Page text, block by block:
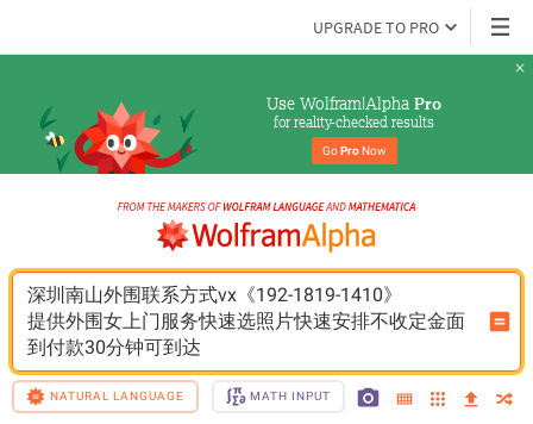
UPGRADE TO PRO
Use Wolfram|Alpha Pro
for reality-checked results
Go Pro Now
深圳南山外围联系方式vx《192-1819-1410》
提供外围女上门服务快速选照片快速安排不收定金面
到付款30分钟可到达
NATURAL LANGUAGE MATH INPUT